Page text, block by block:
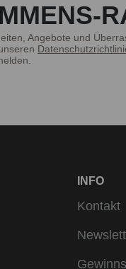
aller Fragen:
besten zu dir und
aus. Ein bruno
Angebote und
INFO
Kontakt